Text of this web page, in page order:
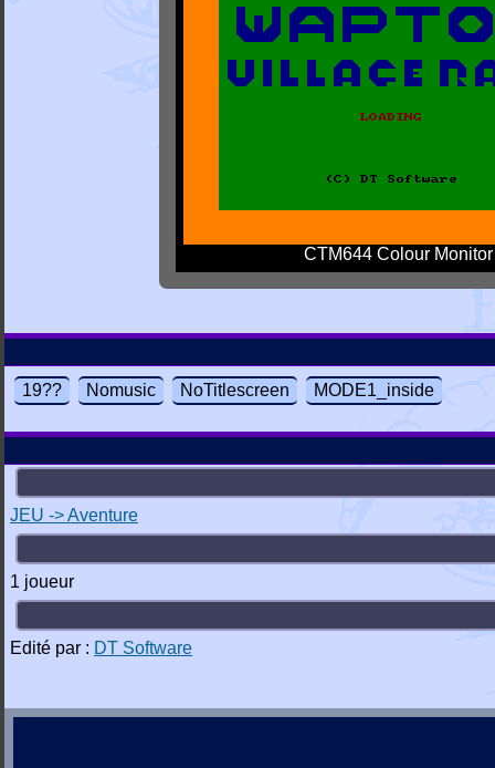
CTM644 Colour Monitor
19?? Nomusic NoTitlescreen MODE1_inside
JEU -> Aventure
1 joueur
Edité par : DT Software